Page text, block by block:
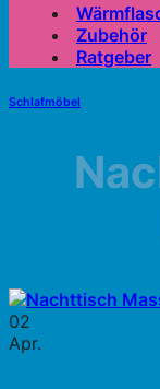
Zubehör
Ratgeber
Schlafmöbel
02
Apr.